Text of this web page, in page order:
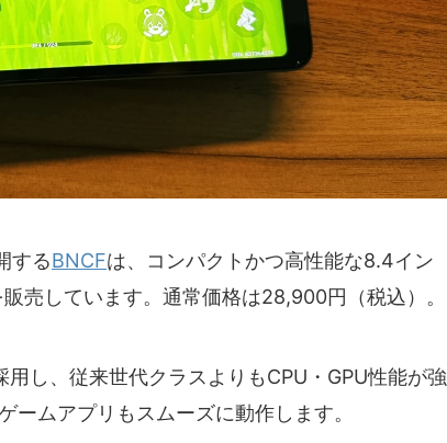
するBNCFは、コンパクトかつ高性能な8.4イン
販売しています。通常価格は28,900円（税込）。
用し、従来世代クラスよりもCPU・GPU性能が強
ムアプリもスムーズに動作します。